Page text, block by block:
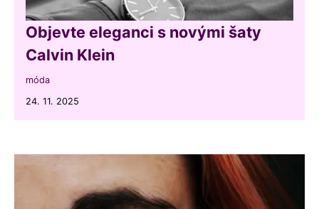
Objevte eleganci s novými šaty
Calvin Klein
móda
24. 11. 2025